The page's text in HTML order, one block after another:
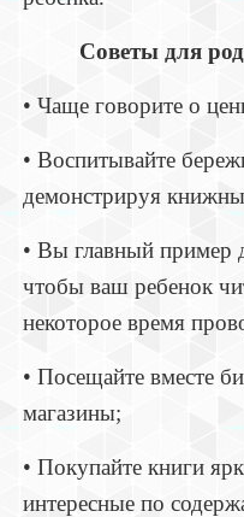
Советы для
• Чаще говорите о
• Воспитывайте
демонстрируя
• Вы главный пример
чтобы ваш ребенок
некоторое время
• Посещайте вместе
магазины;
• Покупайте книги
интересные по